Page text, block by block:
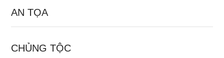
AN TỌA
CHỦNG TỘC